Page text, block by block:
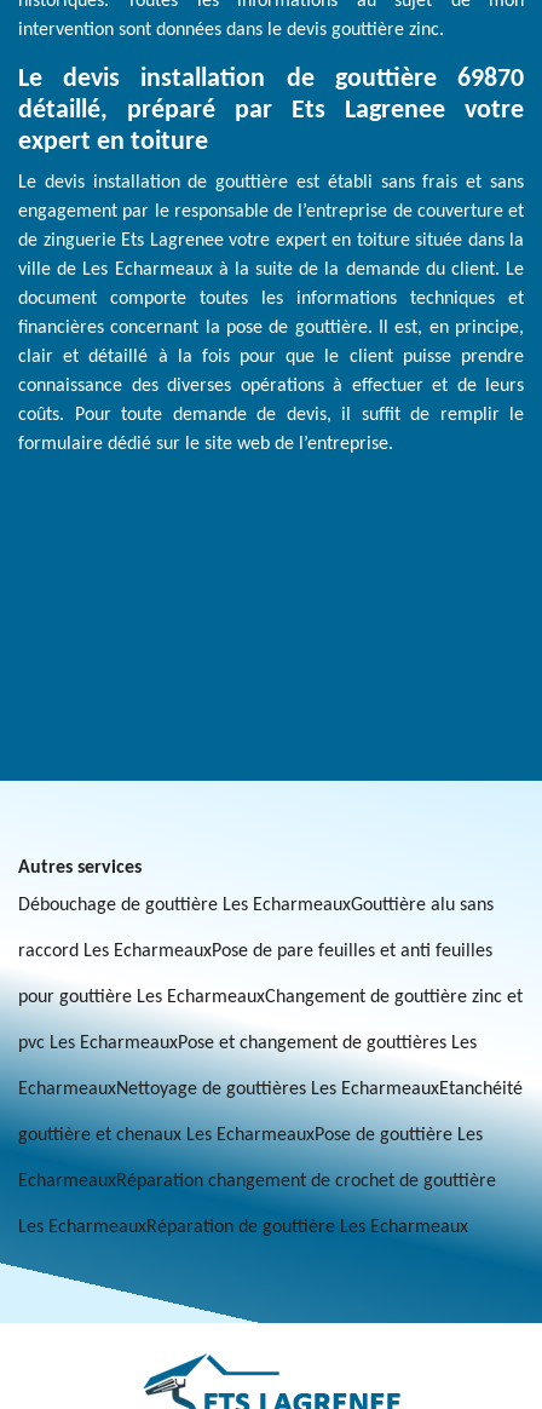
intervention sont données dans le devis gouttière zinc.
Le devis installation de gouttière 69870
détaillé, préparé par Ets Lagrenee votre
expert en toiture
Le devis installation de gouttière est établi sans frais et sans
engagement par le responsable de l’entreprise de couverture et
de zinguerie Ets Lagrenee votre expert en toiture située dans la
ville de Les Echarmeaux à la suite de la demande du client. Le
document comporte toutes les informations techniques et
financières concernant la pose de gouttière. Il est, en principe,
clair et détaillé à la fois pour que le client puisse prendre
connaissance des diverses opérations à effectuer et de leurs
coûts. Pour toute demande de devis, il suffit de remplir le
formulaire dédié sur le site web de l’entreprise.
Autres services
Débouchage de gouttière Les EcharmeauxGouttière alu sans
raccord Les EcharmeauxPose de pare feuilles et anti feuilles
pour gouttière Les EcharmeauxChangement de gouttière zinc et
pvc Les EcharmeauxPose et changement de gouttières Les
EcharmeauxNettoyage de gouttières Les EcharmeauxEtanchéité
gouttière et chenaux Les EcharmeauxPose de gouttière Les
EcharmeauxRéparation changement de crochet de gouttière
Les EcharmeauxRéparation de gouttière Les Echarmeaux